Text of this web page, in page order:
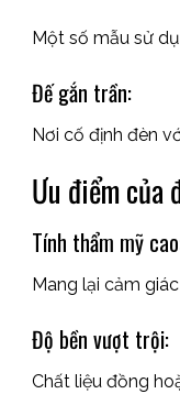
Một số mẫu sử
Đế gắn trần:
Nơi cố định đèn
Ưu điểm của
Tính thẩm mỹ
Mang lại cảm
Độ bền vượt trội:
Chất liệu đồng